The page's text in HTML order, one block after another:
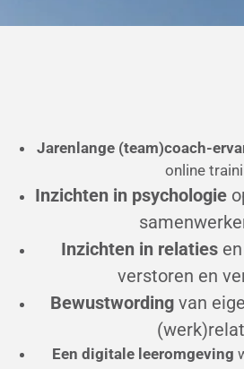
Jarenlange (team)coach-
online
Inzichten in psychologie
Inzichten in relaties
verstoren en
Bewustwordingvan
Een digitale leeromgeving